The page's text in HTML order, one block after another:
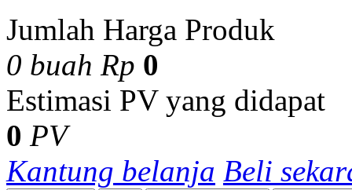
Jumlah Harga Produk
0 buah Rp 0
Estimasi PV yang didapat
0 PV
Kantung belanja Beli